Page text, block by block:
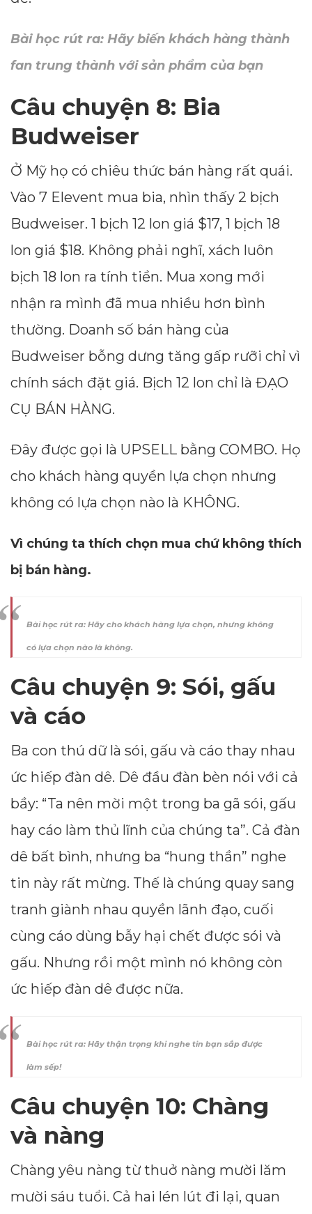
Bài học rút ra: Hãy biến khách hàng thành
fan trung thành với sản phẩm của bạn
Câu chuyện 8: Bia
Budweiser
Ở Mỹ họ có chiêu thức bán hàng rất quái.
Vào 7 Elevent mua bia, nhìn thấy 2 bịch
Budweiser. 1 bịch 12 lon giá $17, 1 bịch 18
lon giá $18. Không phải nghĩ, xách luôn
bịch 18 lon ra tính tiền. Mua xong mới
nhận ra mình đã mua nhiều hơn bình
thường. Doanh số bán hàng của
Budweiser bỗng dưng tăng gấp rưỡi chỉ vì
chính sách đặt giá. Bịch 12 lon chỉ là ĐẠO
CỤ BÁN HÀNG.
Đây được gọi là UPSELL bằng COMBO. Họ
cho khách hàng quyền lựa chọn nhưng
không có lựa chọn nào là KHÔNG.
Vì chúng ta thích chọn mua chứ không thích
bị bán hàng.
Bài học rút ra: Hãy cho khách hàng lựa chọn, nhưng không
có lựa chọn nào là không.
Câu chuyện 9: Sói, gấu
và cáo
Ba con thú dữ là sói, gấu và cáo thay nhau
ức hiếp đàn dê. Dê đầu đàn bèn nói với cả
bầy: “Ta nên mời một trong ba gã sói, gấu
hay cáo làm thủ lĩnh của chúng ta”. Cả đàn
dê bất bình, nhưng ba “hung thần” nghe
tin này rất mừng. Thế là chúng quay sang
tranh giành nhau quyền lãnh đạo, cuối
cùng cáo dùng bẫy hại chết được sói và
gấu. Nhưng rồi một mình nó không còn
ức hiếp đàn dê được nữa.
Bài học rút ra: Hãy thận trọng khi nghe tin bạn sắp được
làm sếp!
Câu chuyện 10: Chàng
và nàng
Chàng yêu nàng từ thuở nàng mười lăm
mười sáu tuổi. Cả hai lén lút đi lại, quan
--